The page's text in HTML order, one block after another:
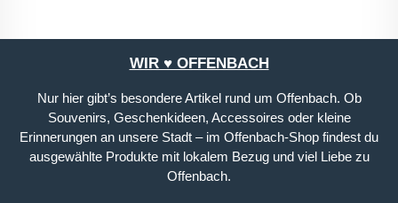
WIR ♥ OFFENBACH
Nur hier gibt’s besondere Artikel rund um Offenbach. Ob
Souvenirs, Geschenkideen, Accessoires oder kleine
Erinnerungen an unsere Stadt – im Offenbach-Shop findest du
ausgewählte Produkte mit lokalem Bezug und viel Liebe zu
Offenbach.